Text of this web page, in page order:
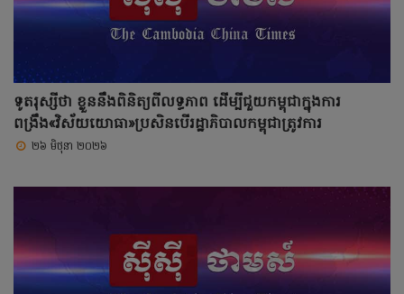
ទូតរុស្សីថា ខ្លួននឹងពិនិត្យពីលទ្ធភាព ដើម្បីជួយកម្ពុជាក្នុងការ
ពង្រឹង«វិស័យយោធា»ប្រសិនបើរដ្ឋាភិបាលកម្ពុជាត្រូវការ
២៦ មិថុនា ២០២៦